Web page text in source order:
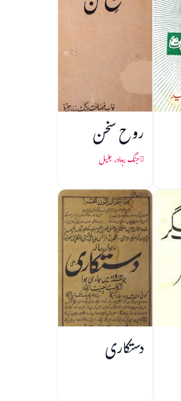
روح سخن
جنگ بہادر جلیل
دستکاری